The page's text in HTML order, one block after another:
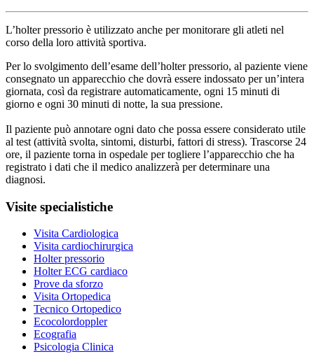
L’holter pressorio è utilizzato anche per monitorare gli atleti nel
corso della loro attività sportiva.
Per lo svolgimento dell’esame dell’holter pressorio, al paziente viene
consegnato un apparecchio che dovrà essere indossato per un’intera
giornata, così da registrare automaticamente, ogni 15 minuti di
giorno e ogni 30 minuti di notte, la sua pressione.
Il paziente può annotare ogni dato che possa essere considerato utile
al test (attività svolta, sintomi, disturbi, fattori di stress). Trascorse 24
ore, il paziente torna in ospedale per togliere l’apparecchio che ha
registrato i dati che il medico analizzerà per determinare una
diagnosi.
Visite specialistiche
Visita Cardiologica
Visita cardiochirurgica
Holter pressorio
Holter ECG cardiaco
Prove da sforzo
Visita Ortopedica
Tecnico Ortopedico
Ecocolordoppler
Ecografia
Psicologia Clinica